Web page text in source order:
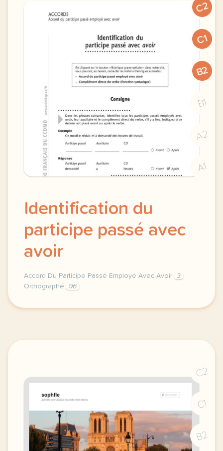
C2
C1
B2
B1
A2
A1
Identification du
participe passé avec
avoir
Accord Du Participe Passé Employé Avec Avoir
3
Orthographe
96
identification du accords participe passe avec
C2
C1
B2